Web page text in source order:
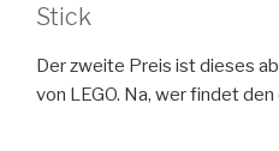
Stick
Der zweite Preis ist dieses
von LEGO. Na, wer findet